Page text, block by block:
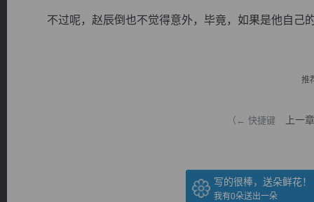
不过呢，赵辰倒也不觉得意外，毕竟，如果是他自己
推
（← 快捷键 上一章
写的很棒，送朵鲜花！
我有0朵送出一朵